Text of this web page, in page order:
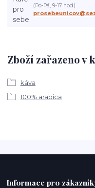
Zboží zařazeno v
káva
100% arabica
(Po-Pá, 9-17 hod.)
Doprava
Informace pro